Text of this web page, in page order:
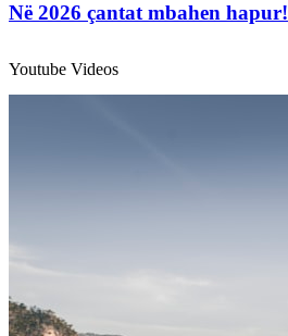
Në 2026 çantat mbahen hapur!
Youtube Videos